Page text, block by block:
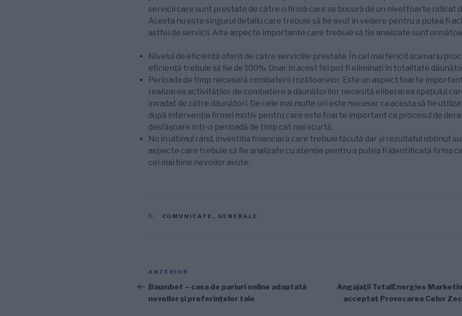
servicii care sunt prestate de către o firmă care se bucură de un nivel foarte ridicat
Acesta nu este singurul detaliu care trebuie să fie avut în vedere pentru a putea fi
astfel de servicii. Alte aspecte importante care trebuie să fie analizate sunt
Nivelul de eficiență oferit de către serviciile prestate. În cel mai fericit scenariu
eficiență trebuie să fie de 100%. Doar în acest fel pot fi eliminați în totalitate
Perioada de timp necesară combaterii rozătoarelor. Este un aspect foarte
realizarea activităților de combatere a dăunătorilor necesită eliberarea spațiului
invadat de către dăunători. De cele mai multe ori este necesar ca acesta să fie
după intervenția firmei motiv pentru care este foarte important ca procesul de
desfășoare într-o perioadă de timp cât mai scurtă.
Nu în ultimul rând, investiția financiară care trebuie făcută dar și rezultatul obținut
aspecte care trebuie să fie analizate cu atenție pentru a putea fi identificată firma
cel mai bine nevoilor avute.
CATEGORII
COMUNICATE , GENERALE
Navigare
în
articole
Articolul
anterior
ANTERIOR
Baumbet – casa de pariuri online adaptată
nevoilor şi preferinţelor tale
Angajații TotalEnergies
acceptat Provocarea Celor